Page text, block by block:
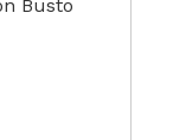
Busto